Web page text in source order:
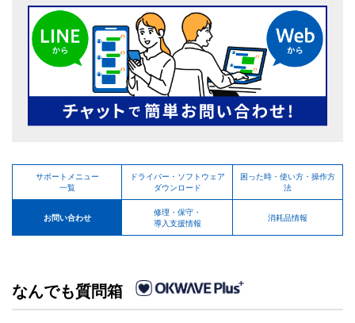
サポートメニュー
一覧
ドライバー・ソフトウェア
ダウンロード
困った時・使い方・操作方
法
お問い合わせ
修理・保守・
導入支援情報
消耗品情報
なんでも質問箱